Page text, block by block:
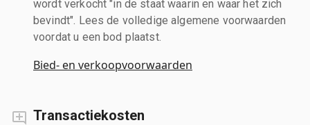
wordt verkocht "in de staat waarin en waar het zich
bevindt". Lees de volledige algemene voorwaarden
voordat u een bod plaatst.
Bied- en verkoopvoorwaarden
Transactiekosten